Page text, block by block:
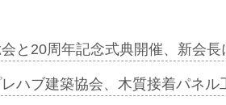
を提案=P…
ワンビ…
と20周年記念式典開催、新会
ハブ建築協会、木質接着パネ